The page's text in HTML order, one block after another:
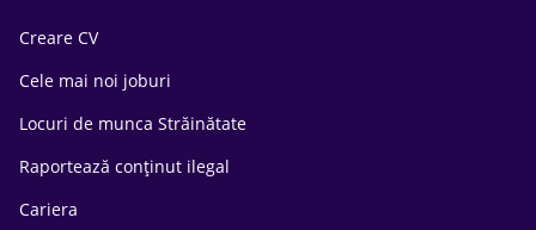
Creare CV
Cele mai noi joburi
Locuri de munca Străinătate
Raportează conținut ilegal
Cariera